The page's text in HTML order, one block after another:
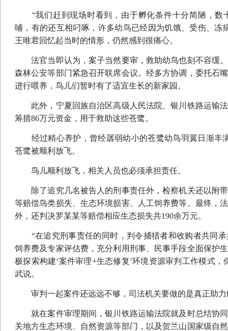
“我们赶到现场时看到，由于孵化条件十分简陋，数
哺，有的还互相叼啄，许多幼鸟已经因为饥饿、受伤、冻
王唯君回忆起当时的情形，仍然感到很痛心。
法官当即认为，案子当然要审，救助幼鸟也刻不容缓。
森林公安等部门紧急召开联席会议。经多方协调，委托石
进行喂养，鸟儿们暂时有了适宜生长的新家园。
此外，宁夏回族自治区高级人民法院、银川铁路运输法
筹措86万元资金，用于救助这些苍鹭。
经过精心养护，曾经孱弱幼小的苍鹭幼鸟羽翼日渐丰
苍鹭被顺利放飞。
鸟儿顺利放飞，相关人员也必须承担责任。
除了追究几名被告人的刑事责任外，检察机关还以附带
等赔偿鸟类损失、生态环境损害、人工饲养费等。最终，
外，还判决罗某某等赔偿相应生态损失共190余万元。
“在追究刑事责任的同时，判令捕猎者和收购者共同承
饲养费及专家评估费，充分利用刑事、民事手段全面保护
极探索构建‘案件审理+生态修复’环境资源审判工作模式
武说。
审判一起案件还远远不够，司法机关要做的是真正助力
就在案件审理期间，银川铁路运输法院就及时总结协同
关地方生态环境、自然资源等部门，以及贺兰山国家级自